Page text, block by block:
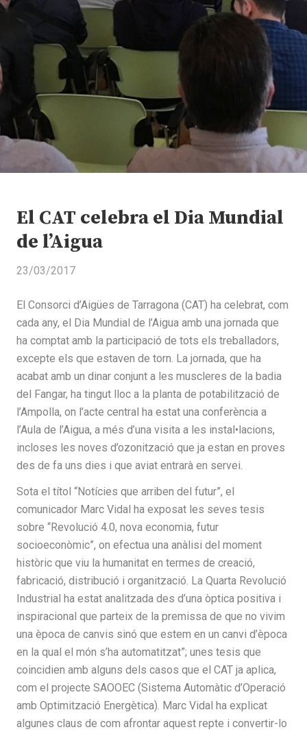
El CAT celebra el Dia Mundial
de l’Aigua
23/03/2017
El Consorci d’Aigües de Tarragona (CAT) ha celebrat, com
cada any, el Dia Mundial de l’Aigua amb una jornada que
ha comptat amb la participació de tots els treballadors,
excepte els que estaven de torn. La jornada, que ha
acabat amb un dinar conjunt a les muscleres de la badia
del Fangar, ha tingut lloc a la planta de potabilització de
l’Ampolla, on l’acte central ha estat una conferència a
l’Aula de l’Aigua, a més d’una visita a les instal•lacions,
incloses les noves d’ozonització que ja estan en proves
des de fa uns dies i que aviat entrarà en servei.
Sota el títol “Notícies que arriben del futur”, el
comunicador Marc Vidal ha exposat les seves tesis
sobre “Revolució 4.0, nova economia, futur
socioeconòmic”, on efectua una anàlisi del moment
històric que viu la humanitat en termes de creació,
fabricació, distribució i organització. La Quarta Revolució
Industrial ha estat analitzada des d’una òptica positiva i
inspiracional que parteix de la premissa de que no vivim
una època de canvis sinó que estem en un canvi d’època
en la qual el món s’ha automatitzat”; unes tesis que
coincidien amb alguns dels casos que el CAT ja aplica,
com el projecte SAOOEC (Sistema Automàtic d’Operació
amb Optimització Energètica). Marc Vidal ha explicat
algunes claus de com afrontar aquest repte i convertir-lo